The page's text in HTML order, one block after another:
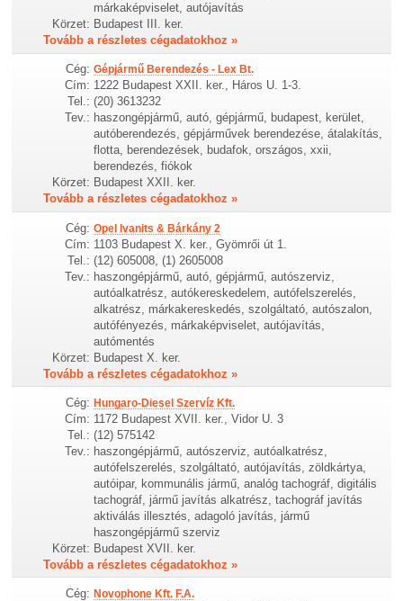
márkaképviselet, autójavítás
Körzet: Budapest III. ker.
Tovább a részletes cégadatokhoz »
Cég: Gépjármű Berendezés - Lex Bt.
Cím: 1222 Budapest XXII. ker., Háros U. 1-3.
Tel.: (20) 3613232
Tev.: haszongépjármű, autó, gépjármű, budapest, kerület,
autóberendezés, gépjárművek berendezése, átalakítás,
flotta, berendezések, budafok, országos, xxii,
berendezés, fiókok
Körzet: Budapest XXII. ker.
Tovább a részletes cégadatokhoz »
Cég: Opel Ivanits & Bárkány 2
Cím: 1103 Budapest X. ker., Gyömrői út 1.
Tel.: (12) 605008, (1) 2605008
Tev.: haszongépjármű, autó, gépjármű, autószerviz,
autóalkatrész, autókereskedelem, autófelszerelés,
alkatrész, márkakereskedés, szolgáltató, autószalon,
autófényezés, márkaképviselet, autójavítás,
autómentés
Körzet: Budapest X. ker.
Tovább a részletes cégadatokhoz »
Cég: Hungaro-Diesel Szervíz Kft.
Cím: 1172 Budapest XVII. ker., Vidor U. 3
Tel.: (12) 575142
Tev.: haszongépjármű, autószerviz, autóalkatrész,
autófelszerelés, szolgáltató, autójavítás, zöldkártya,
autóipar, kommunális jármű, analóg tachográf, digitális
tachográf, jármű javítás alkatrész, tachográf javítás
aktiválás illesztés, adagoló javítás, jármű
haszongépjármű szerviz
Körzet: Budapest XVII. ker.
Tovább a részletes cégadatokhoz »
Cég: Novophone Kft. F.A.